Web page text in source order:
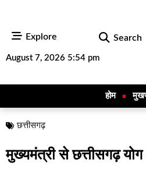
Explore Search
August 7, 2026 5:54 pm
होम
छत्तीसगढ़
मुख्यमंत्री से छत्तीसगढ़